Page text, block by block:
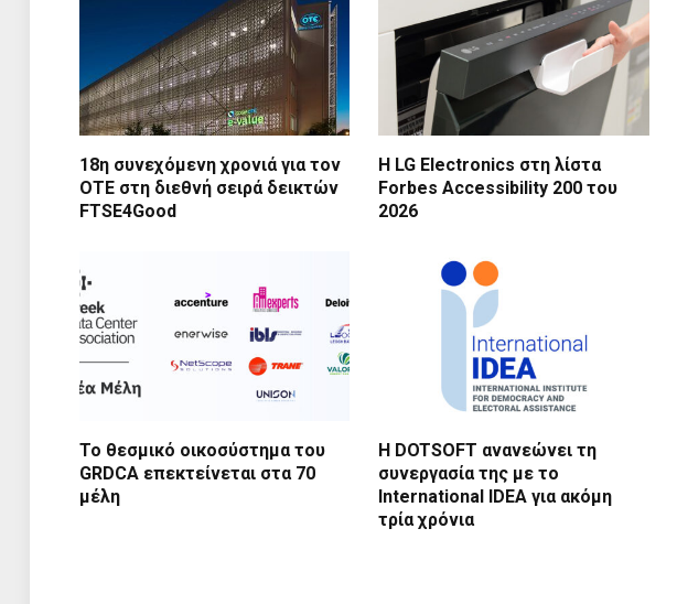
18η συνεχόμενη χρονιά για τον
ΟΤΕ στη διεθνή σειρά δεικτών
FTSE4Good
Η LG Electronics στη λίστα
Forbes Accessibility 200 του
2026
Το θεσμικό οικοσύστημα του
GRDCA επεκτείνεται στα 70
μέλη
Η DOTSOFT ανανεώνει τη
συνεργασία της με το
International IDEA για ακόμη
τρία χρόνια